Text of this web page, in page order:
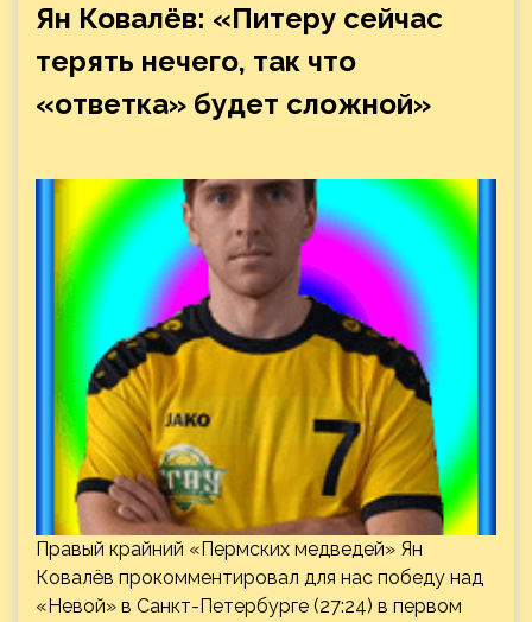
Ян Ковалёв: «Питеру сейчас
терять нечего, так что
«ответка» будет сложной»
Правый крайний «Пермских медведей» Ян
Ковалёв прокомментировал для нас победу над
«Невой» в Санкт-Петербурге (27:24) в первом